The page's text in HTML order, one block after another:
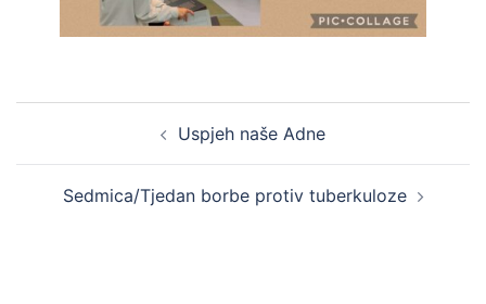
Uspjeh naše Adne
Sedmica/Tjedan borbe protiv tuberkuloze